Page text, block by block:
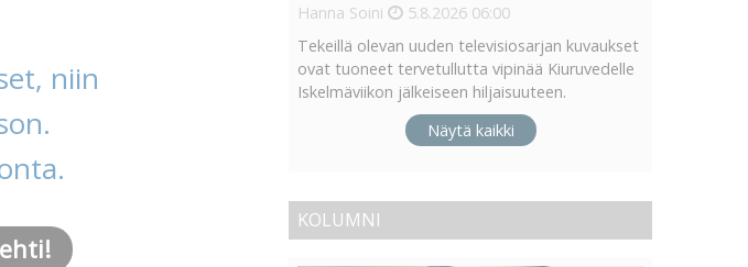
niin
Hanna Soini 5.8.2026 06:00
Tekeillä olevan uuden televisiosarjan kuvaukset
ovat tuoneet tervetullutta vipinää Kiuruvedelle
Iskelmäviikon jälkeiseen hiljaisuuteen.
Näytä kaikki
KOLUMNI